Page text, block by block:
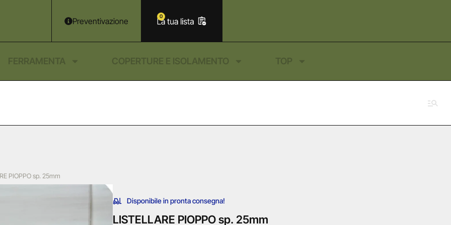
Preventivazione 0
FERRAMENTA COPERTURE E ISOLAMENTO TOP
PIOPPO sp. 25mm
Disponibile in pronta consegna!
LISTELLARE PIOPPO sp. 25mm